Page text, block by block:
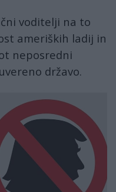
voditelji na to
ameriških ladij in
neposredni
državo.